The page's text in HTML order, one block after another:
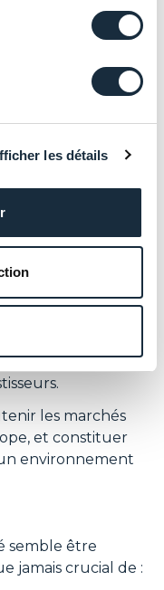
les détails
pourrait devenir
pour
des Banques
en dernier
Bazooka– avec 1
10 ans.
en Chine,
les marchés
et constituer
environnement
semble être
jamais crucial de :